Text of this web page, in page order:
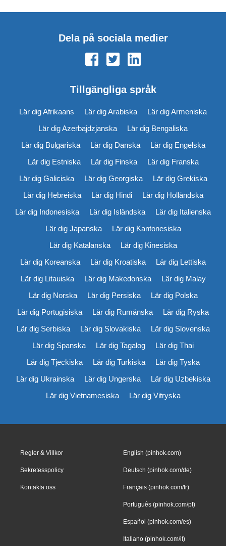
Dela på sociala medier
Tillgängliga språk
Lär dig Afrikaans Lär dig Arabiska
Lär dig Armeniska
Lär dig Azerbajdzjanska
Lär dig Bengaliska
Lär dig Bulgariska
Lär dig Danska
Lär dig Engelska
Lär dig Estniska
Lär dig Finska
Lär dig Franska
Lär dig Galiciska
Lär dig Georgiska
Lär dig Grekiska
Lär dig Hebreiska
Lär dig Hindi
Lär dig Holländska
Lär dig Indonesiska
Lär dig Isländska
Lär dig Italienska
Lär dig Japanska
Lär dig Kantonesiska
Lär dig Katalanska
Lär dig Kinesiska
Lär dig Koreanska
Lär dig Kroatiska
Lär dig Lettiska
Lär dig Litauiska
Lär dig Makedonska
Lär dig Malay
Lär dig Norska
Lär dig Persiska
Lär dig Polska
Lär dig Portugisiska
Lär dig Rumänska
Lär dig Ryska
Lär dig Serbiska
Lär dig Slovakiska
Lär dig Slovenska
Lär dig Spanska
Lär dig Tagalog
Lär dig Thai
Lär dig Tjeckiska
Lär dig Turkiska
Lär dig Tyska
Lär dig Ukrainska
Lär dig Ungerska
Lär dig Uzbekiska
Lär dig Vietnamesiska
Lär dig Vitryska
Regler & Villkor
Sekretesspolicy
Kontakta oss
English (pinhok.com)
Deutsch (pinhok.com/de)
Français (pinhok.com/fr)
Português (pinhok.com/pt)
Español (pinhok.com/es)
Italiano (pinhok.com/it)